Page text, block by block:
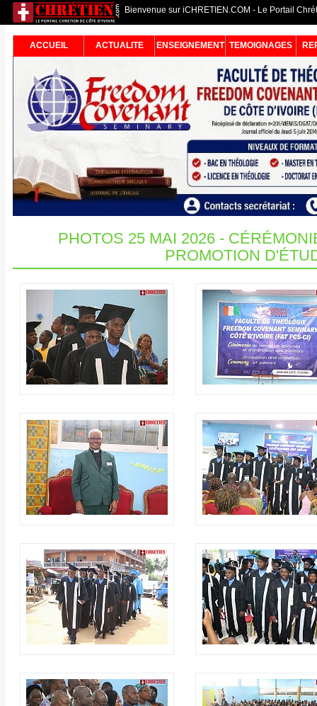
Bienvenue sur iCHRETIEN.COM - Le Portail
ACCUEIL ACTUALITE ENSEIGNEMENT TEMOIGNAGES
PHOTOS 25 MAI 2026 -
PROMOTION